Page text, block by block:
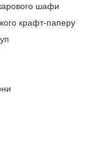
шафи
крафт-паперу